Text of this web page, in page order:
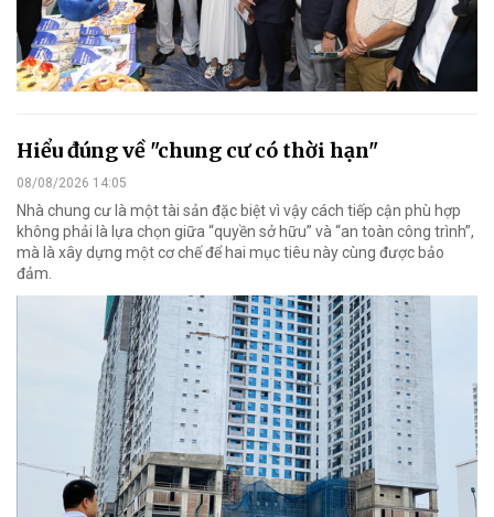
Hiểu đúng về "chung cư có thời hạn"
08/08/2026 14:05
Nhà chung cư là một tài sản đặc biệt vì vậy cách tiếp cận phù hợp
không phải là lựa chọn giữa “quyền sở hữu” và “an toàn công trình”,
mà là xây dựng một cơ chế để hai mục tiêu này cùng được bảo
đảm.